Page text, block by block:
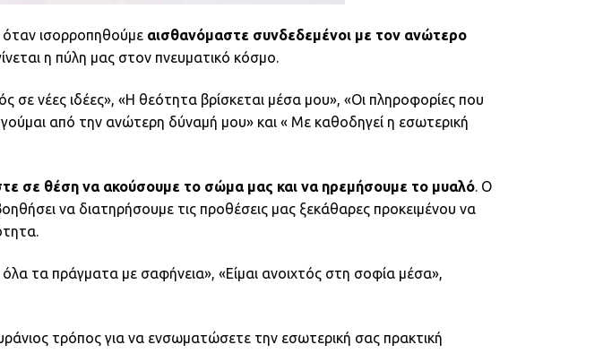
όταν ισορροπηθούμε αισθανόμαστε συνδεδεμένοι με τον ανώτερο
η πύλη μας στον πνευματικό κόσμο.
σε νέες ιδέες», «Η θεότητα βρίσκεται μέσα μου», «Οι πληροφορίες που
από την ανώτερη δύναμή μου» και « Με καθοδηγεί η εσωτερική
σε θέση να ακούσουμε το σώμα μας και να ηρεμήσουμε το μυαλό. Ο
να διατηρήσουμε τις προθέσεις μας ξεκάθαρες προκειμένου να
τα πράγματα με σαφήνεια», «Είμαι ανοιχτός στη σοφία μέσα»,
τρόπος για να ενσωματώσετε την εσωτερική σας πρακτική